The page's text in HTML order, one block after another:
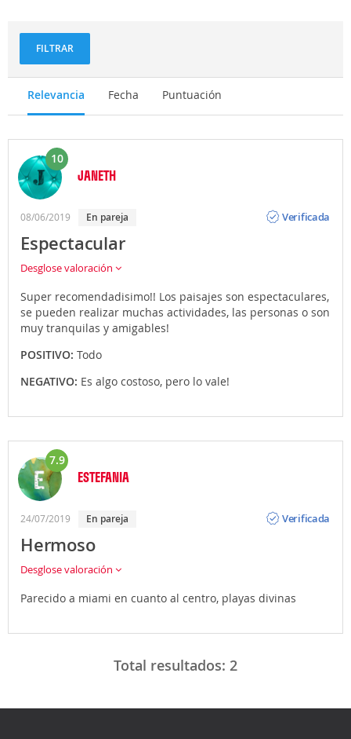
FILTRAR
Relevancia Fecha Puntuación
10
JANETH
08/06/2019 en pareja
Verificada
Espectacular
Desglose valoración
Super recomendadisimo!! Los paisajes son espectaculares,
se pueden realizar muchas actividades, las personas o son
muy tranquilas y amigables!
POSITIVO: Todo
NEGATIVO: Es algo costoso, pero lo vale!
7.9
ESTEFANIA
24/07/2019 en pareja
Verificada
Hermoso
Desglose valoración
Parecido a miami en cuanto al centro, playas divinas
Total resultados: 2